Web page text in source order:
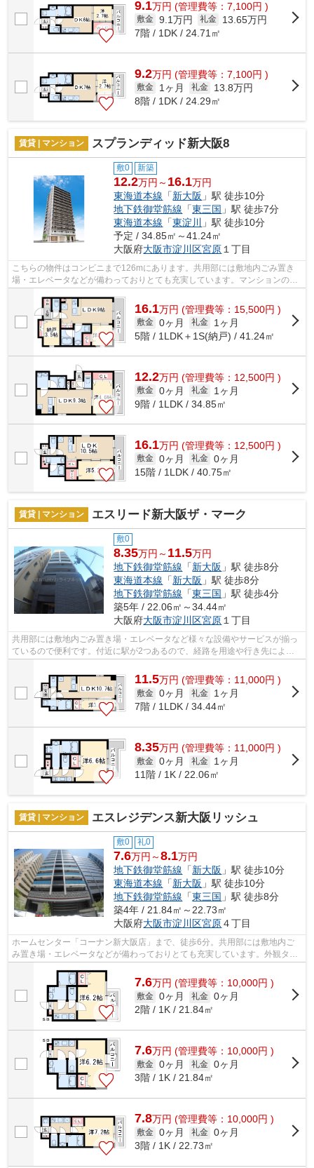
9.1万円 (管理費等：7,100円 )
敷金 9.1万円 礼金
13.65万円
7階 / 1DK / 24.71㎡
9.2万円 (管理費等：7,100円 )
敷金 1ヶ月 礼金
13.8万円
8階 / 1DK / 24.29㎡
賃貸 | マンション スプランディッド新大阪8
敷0 新築
12.2万円～ 16.1万円
東海道本線 「新大阪 」駅 徒歩10分
地下鉄御堂筋線 「東三国 」駅 徒歩7分
東海道本線 「東淀川
」駅 徒歩10分
予定 / 34.85㎡～41.24㎡
大阪府大阪市淀川区宮原 １丁目
こちらの物件はコンビニまで126mにあります。共用部には敷地内ごみ置き
場・エレベータなどが備わっておりとても充実しています。マンションの個
16.1万円 (管理費等：15,500円 )
敷金 0ヶ月 礼金
1ヶ月
5階 / 1LDK＋1S(納戸) / 41.24㎡
12.2万円 (管理費等：12,500円 )
敷金 0ヶ月 礼金
1ヶ月
9階 / 1LDK / 34.85㎡
16.1万円 (管理費等：12,500円 )
敷金 0ヶ月 礼金 0ヶ月
15階 / 1LDK / 40.75㎡
賃貸 | マンション エスリード新大阪ザ・マーク
敷0
8.35万円～ 11.5万円
地下鉄御堂筋線 「新大阪 」駅 徒歩8分
東海道本線 「新大阪 」駅 徒歩8分
地下鉄御堂筋線 「東三国 」駅 徒歩4分
築5年 / 22.06㎡～34.44㎡
大阪府大阪市淀川区宮原 １丁目
共用部には敷地内ごみ置き場・エレベータなど様々な設備やサービスが揃っ
ているので便利です。付近に駅が2つあるので、経路を用途や行き先によっ
て選べる物件です。夏場は特に涼しい通...
11.5万円 (管理費等：11,000円 )
敷金 0ヶ月 礼金
1ヶ月
7階 / 1LDK / 34.44㎡
8.35万円 (管理費等：11,000円 )
敷金 0ヶ月 礼金
1ヶ月
11階 / 1K / 22.06㎡
賃貸 | マンション エスレジデンス新大阪リッシュ
敷0 礼0
7.6万円～8.1万円
地下鉄御堂筋線 「新大阪 」駅 徒歩10分
東海道本線 「新大阪 」駅 徒歩10分
地下鉄御堂筋線 「東三国 」駅 徒歩8分
築4年 / 21.84㎡～22.73㎡
大阪府大阪市淀川区宮原４丁目
ホームセンター「コーナン新大阪店」まで、徒歩6分。共用部には敷地内ご
み置き場・エレベータなどが備わっておりとても充実しています。外観タイ
ル張りは、劣化が少なくいつまも美しい...
7.6万円 (管理費等：10,000円 )
敷金 0ヶ月 礼金 0ヶ月
2階 / 1K / 21.84㎡
7.6万円 (管理費等：10,000円 )
敷金 0ヶ月 礼金 0ヶ月
3階 / 1K / 21.84㎡
7.8万円 (管理費等：10,000円 )
敷金 0ヶ月 礼金 0ヶ月
3階 / 1K / 22.73㎡